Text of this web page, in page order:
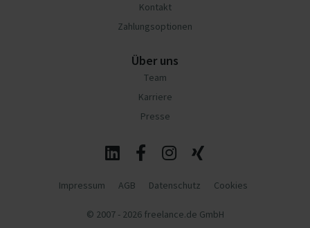
Kontakt
Zahlungsoptionen
Über uns
Team
Karriere
Presse
Impressum AGB Datenschutz Cookies
© 2007 - 2026 freelance.de GmbH